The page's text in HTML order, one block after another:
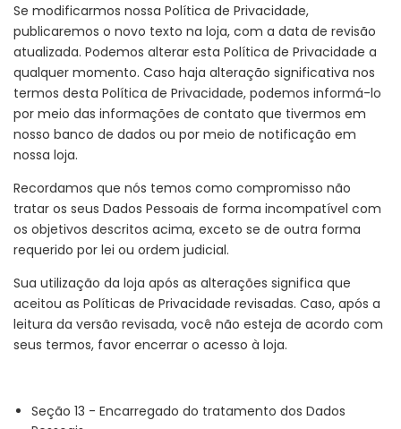
Se modificarmos nossa Política de Privacidade,
publicaremos o novo texto na loja, com a data de revisão
atualizada. Podemos alterar esta Política de Privacidade a
qualquer momento. Caso haja alteração significativa nos
termos desta Política de Privacidade, podemos informá-lo
por meio das informações de contato que tivermos em
nosso banco de dados ou por meio de notificação em
nossa loja.
Recordamos que nós temos como compromisso não
tratar os seus Dados Pessoais de forma incompatível com
os objetivos descritos acima, exceto se de outra forma
requerido por lei ou ordem judicial.
Sua utilização da loja após as alterações significa que
aceitou as Políticas de Privacidade revisadas. Caso, após a
leitura da versão revisada, você não esteja de acordo com
seus termos, favor encerrar o acesso à loja.
Seção 13 - Encarregado do tratamento dos Dados